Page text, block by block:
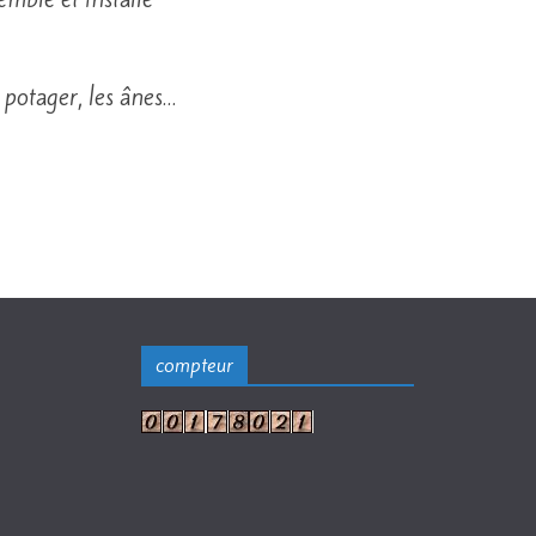
les ânes…
compteur